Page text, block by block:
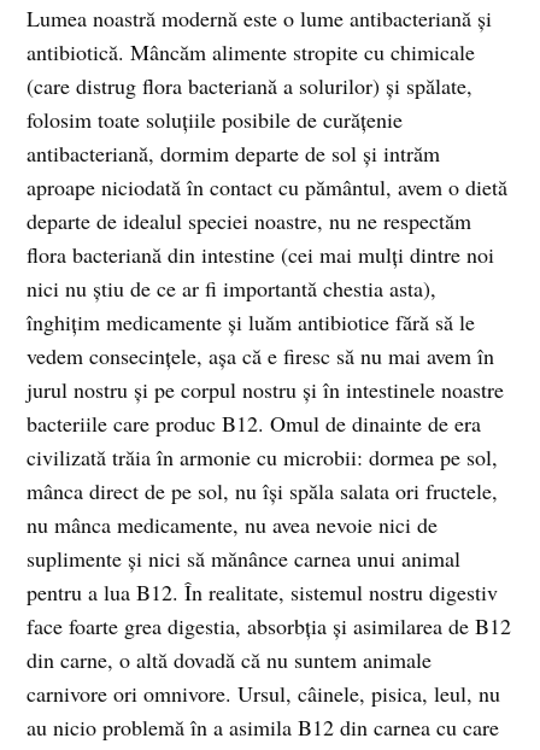
Lumea noastră modernă este o lume antibacteriană și
antibiotică. Mâncăm alimente stropite cu chimicale
(care distrug flora bacteriană a solurilor) și spălate,
folosim toate soluțiile posibile de curățenie
antibacteriană, dormim departe de sol și intrăm
aproape niciodată în contact cu pământul, avem o dietă
departe de idealul speciei noastre, nu ne respectăm
flora bacteriană din intestine (cei mai mulți dintre noi
nici nu știu de ce ar fi importantă chestia asta),
înghițim medicamente și luăm antibiotice fără să le
vedem consecințele, așa că e firesc să nu mai avem în
jurul nostru și pe corpul nostru și în intestinele noastre
bacteriile care produc B12. Omul de dinainte de era
civilizată trăia în armonie cu microbii: dormea pe sol,
mânca direct de pe sol, nu își spăla salata ori fructele,
nu mânca medicamente, nu avea nevoie nici de
suplimente și nici să mănânce carnea unui animal
pentru a lua B12. În realitate, sistemul nostru digestiv
face foarte grea digestia, absorbția și asimilarea de B12
din carne, o altă dovadă că nu suntem animale
carnivore ori omnivore. Ursul, câinele, pisica, leul, nu
au nicio problemă în a asimila B12 din carnea cu care